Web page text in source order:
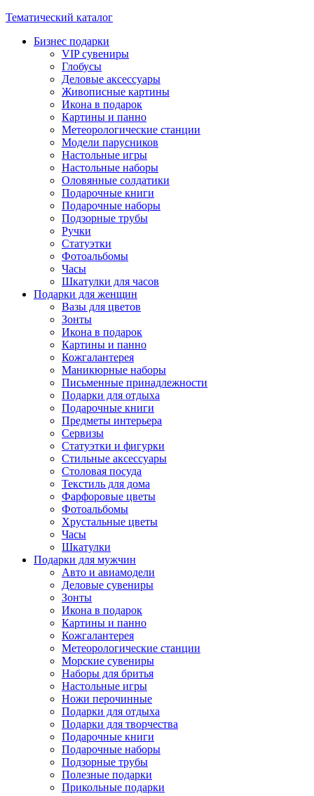
Тематический каталог
Бизнес подарки
VIP сувениры
Глобусы
Деловые аксессуары
Живописные картины
Икона в подарок
Картины и панно
Метеорологические станции
Модели парусников
Настольные игры
Настольные наборы
Оловянные солдатики
Подарочные книги
Подарочные наборы
Подзорные трубы
Ручки
Статуэтки
Фотоальбомы
Часы
Шкатулки для часов
Подарки для женщин
Вазы для цветов
Зонты
Икона в подарок
Картины и панно
Кожгалантерея
Маникюрные наборы
Письменные принадлежности
Подарки для отдыха
Подарочные книги
Предметы интерьера
Сервизы
Статуэтки и фигурки
Стильные аксессуары
Столовая посуда
Текстиль для дома
Фарфоровые цветы
Фотоальбомы
Хрустальные цветы
Часы
Шкатулки
Подарки для мужчин
Авто и авиамодели
Деловые сувениры
Зонты
Икона в подарок
Картины и панно
Кожгалантерея
Метеорологические станции
Морские сувениры
Наборы для бритья
Настольные игры
Ножи перочинные
Подарки для отдыха
Подарки для творчества
Подарочные книги
Подарочные наборы
Подзорные трубы
Полезные подарки
Прикольные подарки